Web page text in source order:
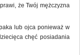
że Twój mężczyzna
lub ojca ponieważ w
chęć posiadania